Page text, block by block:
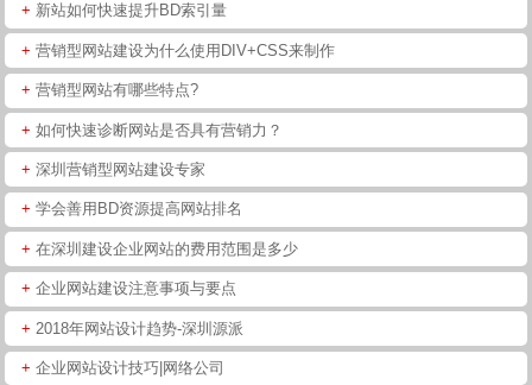
+ 新站如何快速提升BD索引量
+ 营销型网站建设为什么使用DIV+CSS来制作
+ 营销型网站有哪些特点?
+ 如何快速诊断网站是否具有营销力？
+ 深圳营销型网站建设专家
+ 学会善用BD资源提高网站排名
+ 在深圳建设企业网站的费用范围是多少
+ 企业网站建设注意事项与要点
+ 2018年网站设计趋势-深圳源派
+ 企业网站设计技巧|网络公司